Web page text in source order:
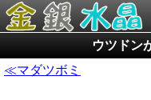
ウツドン
≪マダツボミ